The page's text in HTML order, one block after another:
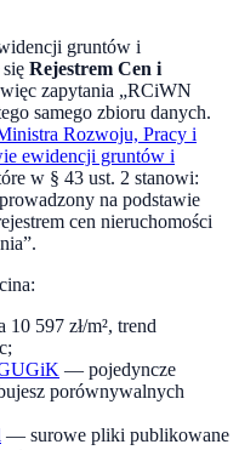
gruntów i
Rejestrem Cen i
zapytania „RCiWN
samego zbioru danych.
Rozwoju, Pracy i
ewidencji gruntów i
w § 43 ust. 2 stanowi:
na podstawie
cen nieruchomości
:
10 597 zł/m², trend
— pojedyncze
porównywalnych
— surowe pliki publikowane